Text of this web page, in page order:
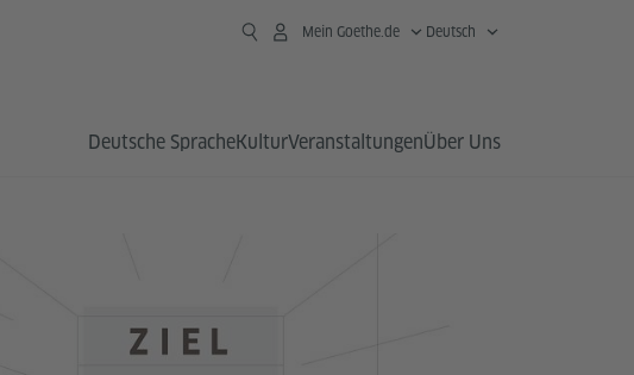
Mein Goethe.de Deutsch
Deutsche SpracheKulturVeranstaltungenÜber Uns